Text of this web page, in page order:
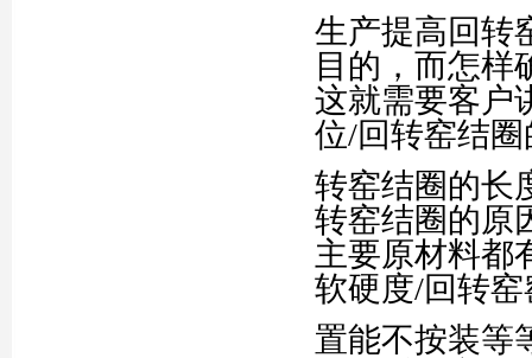
生产提高回转
目的，而怎样
这就需要客户
位/回转窑结
转窑结圈的长
转窑结圈的原
主要原材料都
软硬度/回转
置能不按装等